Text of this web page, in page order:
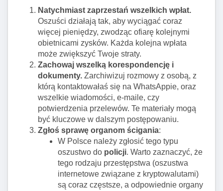
Natychmiast zaprzestań wszelkich wpłat.
Oszuści działają tak, aby wyciągać coraz
więcej pieniędzy, zwodząc ofiarę kolejnymi
obietnicami zysków. Każda kolejna wpłata
może zwiększyć Twoje straty.
Zachowaj wszelką korespondencję i
dokumenty. Zarchiwizuj rozmowy z osobą, z
którą kontaktowałaś się na WhatsAppie, oraz
wszelkie wiadomości, e-maile, czy
potwierdzenia przelewów. Te materiały mogą
być kluczowe w dalszym postępowaniu.
Zgłoś sprawę organom ścigania:
W Polsce należy zgłosić tego typu
oszustwo do policji. Warto zaznaczyć, że
tego rodzaju przestępstwa (oszustwa
internetowe związane z kryptowalutami)
są coraz częstsze, a odpowiednie organy